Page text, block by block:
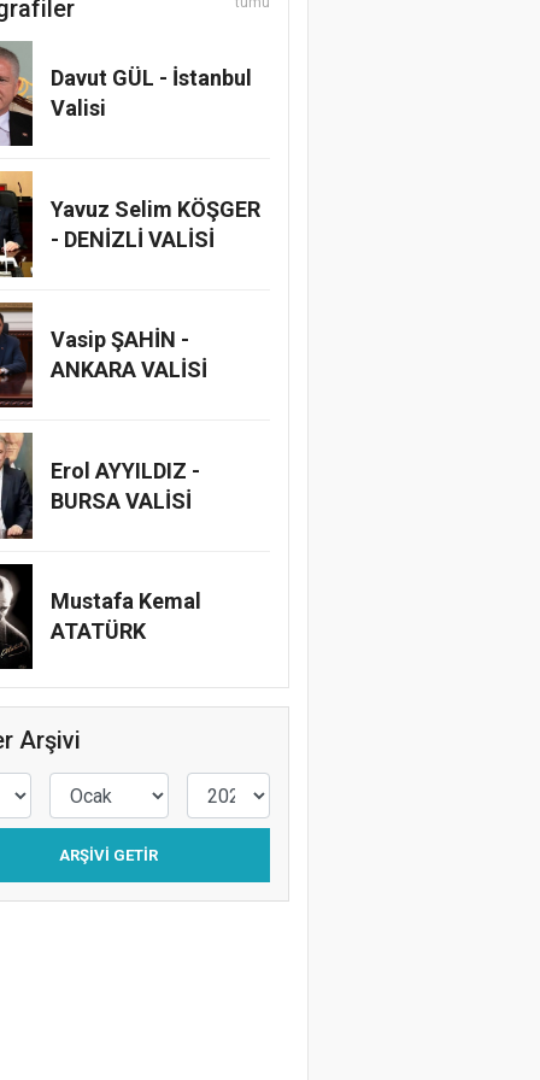
Davut GÜL - İstanbul
Valisi
Yavuz Selim KÖŞGER
- DENİZLİ VALİSİ
Vasip ŞAHİN -
ANKARA VALİSİ
Erol AYYILDIZ -
BURSA VALİSİ
Mustafa Kemal
ATATÜRK
Arşivi
ARŞIVI GETIR